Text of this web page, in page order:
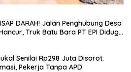
DARAH! Jalan Penghubung Desa
Truk Batu Bara PT EPI Diduga
Senilai Rp298 Juta Disorot:
Pekerja Tanpa APD